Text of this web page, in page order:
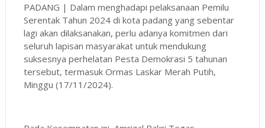
PADANG | Dalam menghadapi pelaksanaan Pemilu
Serentak Tahun 2024 di kota padang yang sebentar
lagi akan dilaksanakan, perlu adanya komitmen dari
seluruh lapisan masyarakat untuk mendukung
suksesnya perhelatan Pesta Demokrasi 5 tahunan
tersebut, termasuk Ormas Laskar Merah Putih,
Minggu (17/11/2024).